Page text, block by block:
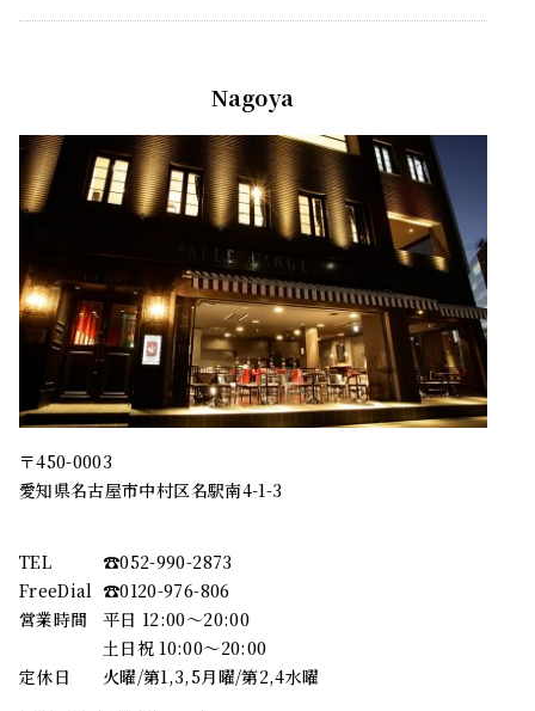
Nagoya
〒450-0003
愛知県名古屋市中村区名駅南4-1-3
TEL
☎︎052-990-2873
FreeDial ☎︎0120-976-806
営業時間
平日 12:00～20:00
土日祝 10:00～20:00
定休日
火曜/第1,3,5月曜/第2,4水曜